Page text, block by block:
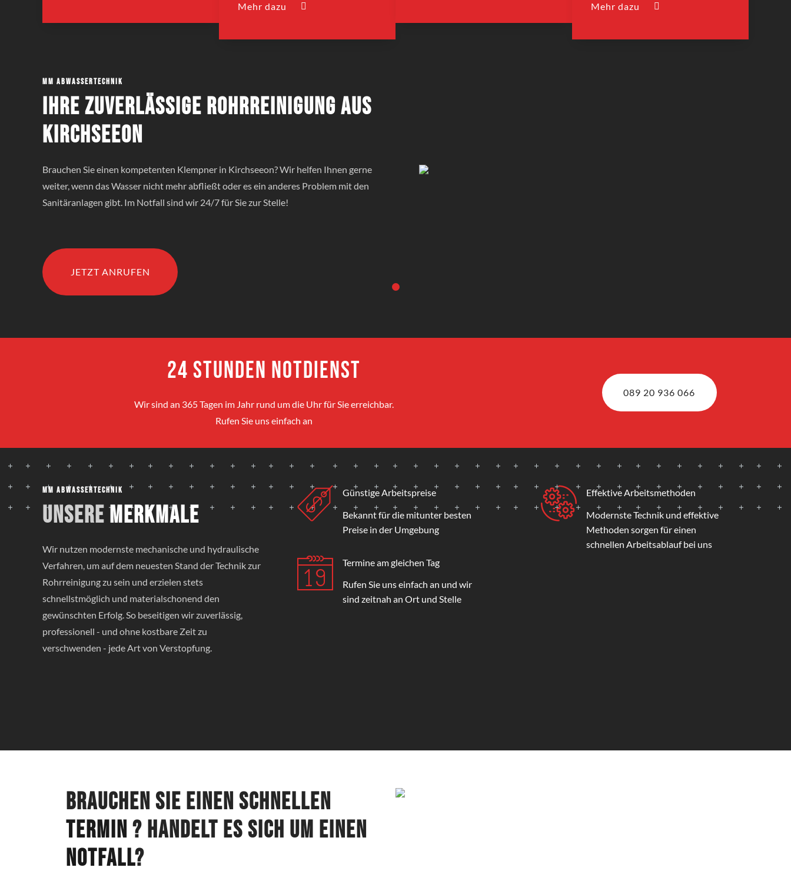
Mehr dazu Mehr dazu
MM Abwassertechnik
Ihre zuverlässige Rohrreinigung aus
Kirchseeon
Brauchen Sie einen kompetenten Klempner in Kirchseeon? Wir helfen Ihnen gerne
weiter, wenn das Wasser nicht mehr abfließt oder es ein anderes Problem mit den
Sanitäranlagen gibt. Im Notfall sind wir 24/7 für Sie zur Stelle!
JETZT ANRUFEN
24 Stunden Notdienst
Wir sind an 365 Tagen im Jahr rund um die Uhr für Sie erreichbar.
Rufen Sie uns einfach an
089 20 936 066
MM Abwassertechnik
UnsereMerkmale
Wir nutzen modernste mechanische und hydraulische
Verfahren, um auf dem neuesten Stand der Technik zur
Rohrreinigung zu sein und erzielen stets
schnellstmöglich und materialschonend den
gewünschten Erfolg. So beseitigen wir zuverlässig,
professionell - und ohne kostbare Zeit zu
verschwenden - jede Art von Verstopfung.
Günstige Arbeitspreise
Bekannt für die mitunter besten
Preise in der Umgebung
Termine am gleichen Tag
Rufen Sie uns einfach an und wir
sind zeitnah an Ort und Stelle
Effektive Arbeitsmethoden
Modernste Technik und effektive
Methoden sorgen für einen
schnellen Arbeitsablauf bei uns
Brauchen Sie einen schnellen
Termin ? Handelt es sich um einen
Notfall?